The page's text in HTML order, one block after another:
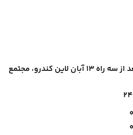
آدرس: تهران، خیابان رجایی جنوب، بعد از سه راه ۱۳ آبان لاین کندرو، مجتمع